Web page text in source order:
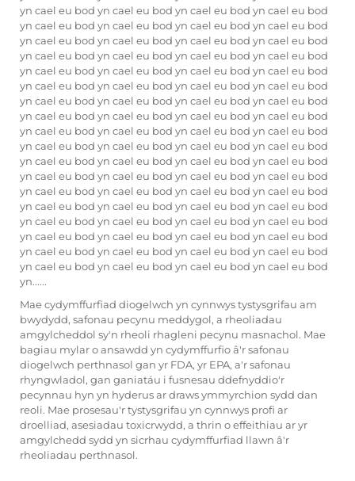
yn cael eu bod yn cael eu bod yn cael eu bod yn cael eu bod
yn cael eu bod yn cael eu bod yn cael eu bod yn cael eu bod
yn cael eu bod yn cael eu bod yn cael eu bod yn cael eu bod
yn cael eu bod yn cael eu bod yn cael eu bod yn cael eu bod
yn cael eu bod yn cael eu bod yn cael eu bod yn cael eu bod
yn cael eu bod yn cael eu bod yn cael eu bod yn cael eu bod
yn cael eu bod yn cael eu bod yn cael eu bod yn cael eu bod
yn cael eu bod yn cael eu bod yn cael eu bod yn cael eu bod
yn cael eu bod yn cael eu bod yn cael eu bod yn cael eu bod
yn cael eu bod yn cael eu bod yn cael eu bod yn cael eu bod
yn cael eu bod yn cael eu bod yn cael eu bod yn cael eu bod
yn cael eu bod yn cael eu bod yn cael eu bod yn cael eu bod
yn cael eu bod yn cael eu bod yn cael eu bod yn cael eu bod
yn cael eu bod yn cael eu bod yn cael eu bod yn cael eu bod
yn cael eu bod yn cael eu bod yn cael eu bod yn cael eu bod
yn cael eu bod yn cael eu bod yn cael eu bod yn cael eu bod
yn cael eu bod yn cael eu bod yn cael eu bod yn cael eu bod
yn cael eu bod yn cael eu bod yn cael eu bod yn cael eu bod
yn......
Mae cydymffurfiad diogelwch yn cynnwys tystysgrifau am
bwydydd, safonau pecynu meddygol, a rheoliadau
amgylcheddol sy'n rheoli rhagleni pecynu masnachol. Mae
bagiau mylar o ansawdd yn cydymffurfio â'r safonau
diogelwch perthnasol gan yr FDA, yr EPA, a'r safonau
rhyngwladol, gan ganiatáu i fusnesau ddefnyddio'r
pecynnau hyn yn hyderus ar draws ymmyrchion sydd dan
reoli. Mae prosesau'r tystysgrifau yn cynnwys profi ar
droelliad, asesiadau toxicrwydd, a thrin o effeithiau ar yr
amgylchedd sydd yn sicrhau cydymffurfiad llawn â'r
rheoliadau perthnasol.